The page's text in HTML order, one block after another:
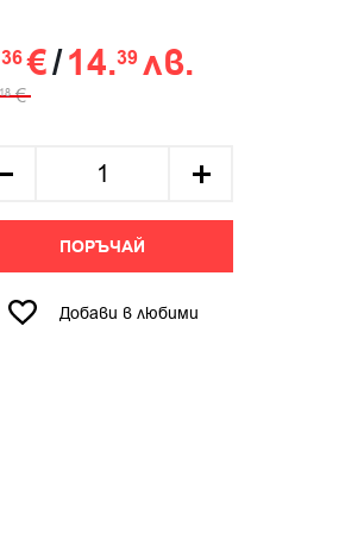
36€/14.39лв.
18 €
ПОРЪЧАЙ
Добави в любими